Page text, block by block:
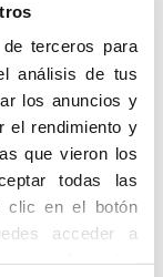
terceros para
análisis de tus
los anuncios y
el rendimiento y
que vieron los
todas las
clic en el botón
acceder a
preferencias